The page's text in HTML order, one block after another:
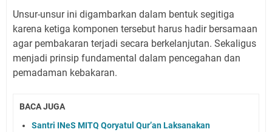
Unsur-unsur ini digambarkan dalam bentuk segitiga
karena ketiga komponen tersebut harus hadir bersamaan
agar pembakaran terjadi secara berkelanjutan. Sekaligus
menjadi prinsip fundamental dalam pencegahan dan
pemadaman kebakaran.
BACA JUGA
Santri INeS MITQ Qoryatul Qur’an Laksanakan